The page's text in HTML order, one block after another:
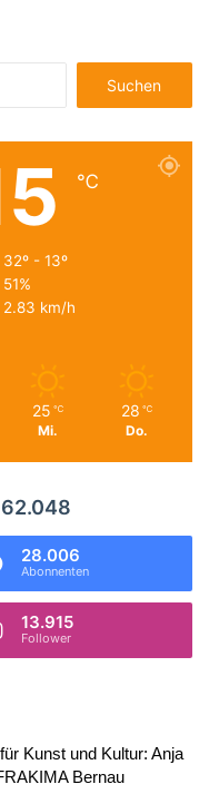
nach:
℃
32º - 13º
51%
2.83 km/h
25 ℃
Mi.
28 ℃
Do.
62.048
28.006
Abonnenten
13.915
Follower
Kunst und Kultur: Anja
Bernau